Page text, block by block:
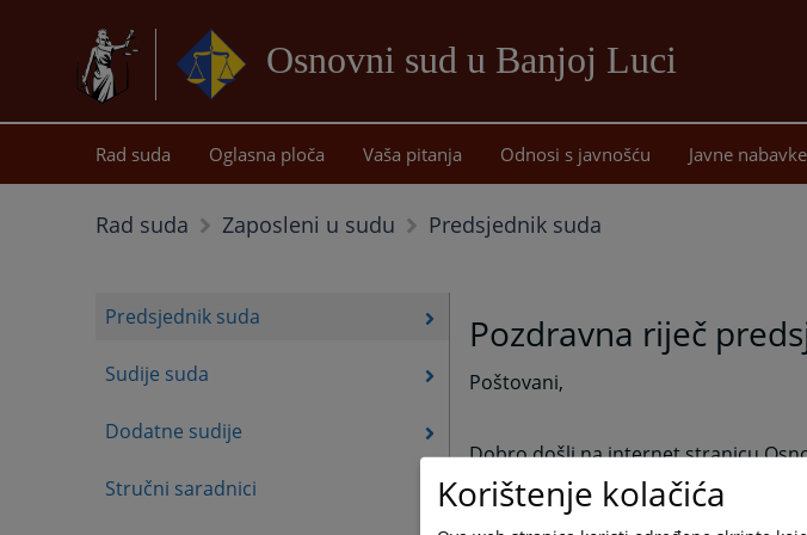
Osnovni sud u Banjoj Luci
sadržaj
Rad suda Oglasna ploča Vaša pitanja Odnosi s javnošću Javne nabavke
Rad suda Zaposleni u sudu Predsjednik suda
Predsjednik suda
Sudije suda
Dodatne sudije
Stručni saradnici
Pozdravna riječ
Poštovani,
Dobro došli na internet stranicu
Ova stranica ima za cilj da Vam pruži
usmjerena je na razumijevanje
Korištenje kolačića